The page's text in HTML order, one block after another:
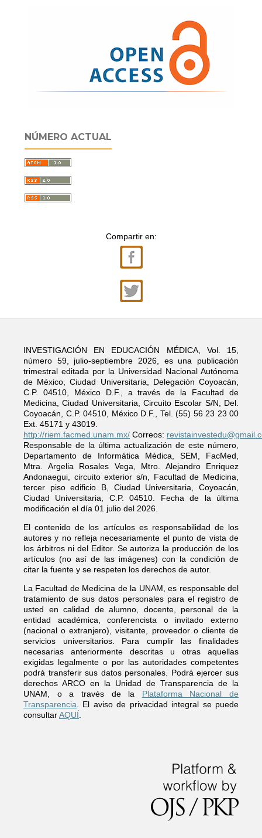
NÚMERO ACTUAL
Compartir en:
INVESTIGACIÓN EN EDUCACIÓN MÉDICA, Vol. 15,
número 59, julio-septiembre 2026, es una publicación
trimestral editada por la Universidad Nacional Autónoma
de México, Ciudad Universitaria, Delegación Coyoacán,
C.P. 04510, México D.F., a través de la Facultad de
Medicina, Ciudad Universitaria, Circuito Escolar S/N, Del.
Coyoacán, C.P. 04510, México D.F., Tel. (55) 56 23 23 00
Ext. 45171 y 43019.
http://riem.facmed.unam.mx/ Correos:
Responsable de la última actualización de este número,
Departamento de Informática Médica, SEM, FacMed,
Mtra. Argelia Rosales Vega, Mtro. Alejandro Enriquez
Andonaegui, circuito exterior s/n, Facultad de Medicina,
tercer piso edificio B, Ciudad Universitaria, Coyoacán,
Ciudad Universitaria, C.P. 04510. Fecha de la última
modificación el día 01 julio del 2026.
El contenido de los artículos es responsabilidad de los
autores y no refleja necesariamente el punto de vista de
los árbitros ni del Editor. Se autoriza la producción de los
artículos (no así de las imágenes) con la condición de
citar la fuente y se respeten los derechos de autor.
La Facultad de Medicina de la UNAM, es responsable del
tratamiento de sus datos personales para el registro de
usted en calidad de alumno, docente, personal de la
entidad académica, conferencista o invitado externo
(nacional o extranjero), visitante, proveedor o cliente de
servicios universitarios. Para cumplir las finalidades
necesarias anteriormente descritas u otras aquellas
exigidas legalmente o por las autoridades competentes
podrá transferir sus datos personales. Podrá ejercer sus
derechos ARCO en la Unidad de Transparencia de la
UNAM, o a través de la Plataforma Nacional de
Transparencia. El aviso de privacidad integral se puede
consultarAQUÍ.